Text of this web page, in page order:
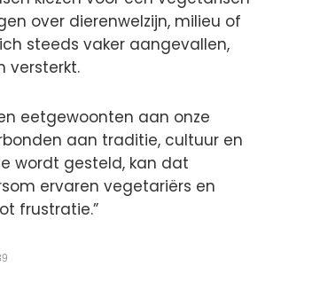
over dierenwelzijn, milieu of
steeds vaker aangevallen,
versterkt.
eetgewoonten aan onze
aan traditie, cultuur en
wordt gesteld, kan dat
ervaren vegetariërs en
frustratie.”